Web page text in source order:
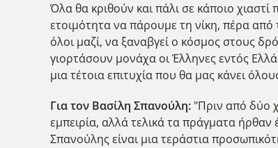
Όλα θα κριθούν και πάλι σε κάποιο
ετοιμότητα να πάρουμε τη νίκη, πέρα
όλοι μαζί, να ξαναβγεί ο κόσμος στους
γιορτάσουν μονάχα οι Έλληνες εντός
μια τέτοια επιτυχία που θα μας κάνει
Για τον Βασίλη Σπανούλη: "Πριν από δύο
εμπειρία, αλλά τελικά τα πράγματα ήρθαν
Σπανούλης είναι μια τεράστια